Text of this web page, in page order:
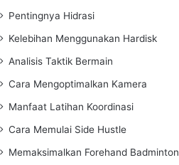
Pentingnya Hidrasi
Kelebihan Menggunakan Hardisk
Analisis Taktik Bermain
Cara Mengoptimalkan Kamera
Manfaat Latihan Koordinasi
Cara Memulai Side Hustle
Memaksimalkan Forehand Badminton